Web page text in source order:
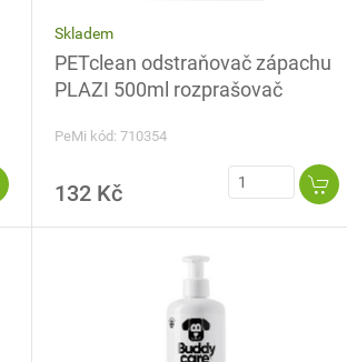
Skladem
PETclean odstraňovač zápachu
PLAZI 500ml rozprašovač
PeMi kód: 710354
132 Kč